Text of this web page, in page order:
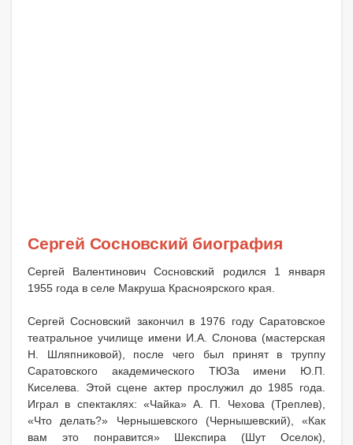
Сергей Сосновский биография
Сергей Валентинович Сосновский родился 1 января
1955 года в селе Макруша Красноярского края.
Сергей Сосновский закончил в 1976 году Саратовское
театральное училище имени И.А. Слонова (мастерская
Н. Шляпниковой), после чего был принят в труппу
Саратовского академического ТЮЗа имени Ю.П.
Киселева. Этой сцене актер прослужил до 1985 года.
Играл в спектаклях: «Чайка» А. П. Чехова (Треплев),
«Что делать?» Чернышевского (Чернышевский), «Как
вам это понравится» Шекспира (Шут Оселок),